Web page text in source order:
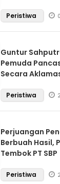
Peristiwa
Guntur
Pemuda
Secara
Peristiwa
Perjuangan
Berbuah Hasil,
Tembok PT SBP
Peristiwa